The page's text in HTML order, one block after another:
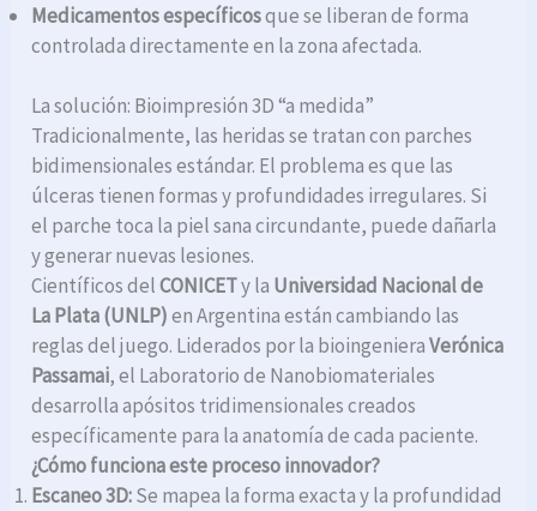
Medicamentos específicosque se liberan de forma
controlada directamente en la zona afectada.
La solución: Bioimpresión 3D “a medida”
Tradicionalmente, las heridas se tratan con parches
bidimensionales estándar. El problema es que las
úlceras tienen formas y profundidades irregulares. Si
el parche toca la piel sana circundante, puede dañarla
y generar nuevas lesiones.
Científicos delCONICETy la Universidad Nacional de
La Plata (UNLP)en Argentina están cambiando las
reglas del juego. Liderados por la bioingenieraVerónica
Passamai, el Laboratorio de Nanobiomateriales
desarrolla apósitos tridimensionales creados
específicamente para la anatomía de cada paciente.
¿Cómo funciona este proceso innovador?
Escaneo 3D:Se mapea la forma exacta y la profundidad